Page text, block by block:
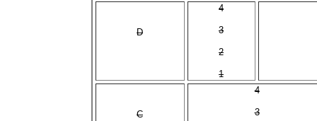
D
4
3
2
1
C
4
3